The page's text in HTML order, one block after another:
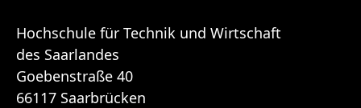
Hochschule für Technik und Wirtschaft
des Saarlandes
Goebenstraße 40
66117 Saarbrücken